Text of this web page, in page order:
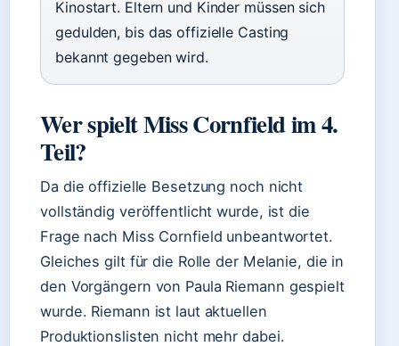
Kinostart. Eltern und Kinder müssen sich
gedulden, bis das offizielle Casting
bekannt gegeben wird.
Wer spielt Miss Cornfield im 4.
Teil?
Da die offizielle Besetzung noch nicht
vollständig veröffentlicht wurde, ist die
Frage nach Miss Cornfield unbeantwortet.
Gleiches gilt für die Rolle der Melanie, die in
den Vorgängern von Paula Riemann gespielt
wurde. Riemann ist laut aktuellen
Produktionslisten nicht mehr dabei.